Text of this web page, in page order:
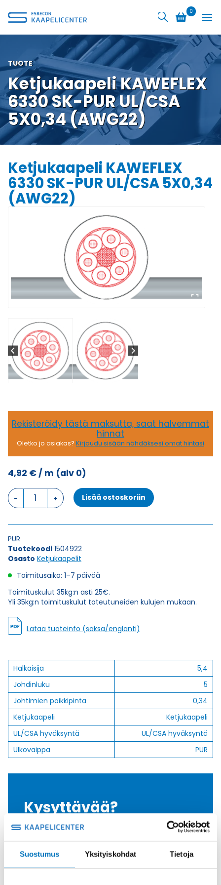
Suostumus Yksityiskohdat Tietoja
sisältöön
0
TUOTE
Ketjukaapeli KAWEFLEX
6330 SK-PUR UL/CSA
5X0,34 (AWG22)
Ketjukaapeli KAWEFLEX
6330 SK-PUR UL/CSA 5X0,34
(AWG22)
Rekisteröidy tästä maksutta, saat halvemmat
hinnat
Oletko jo asiakas? Kirjaudu sisään nähdäksesi omat hintasi
4,92 €/ m (alv 0)
Ketjukaapeli
KAWEFLEX
SK-
5X0,34
(AWG22)
määrä
Lisää ostoskoriin
PUR
Tuotekoodi 1504922
Osasto Ketjukaapelit
Toimitusaika: 1–7 päivää
Toimituskulut 35kg:n asti 25€.
Yli 35kg:n toimituskulut toteutuneiden kulujen mukaan.
Lataa tuoteinfo (saksa/englanti)
Halkaisija
5,4
Johdinluku
5
Johtimien poikkipinta
0,34
Ketjukaapeli
Ketjukaapeli
UL/CSA hyväksyntä
UL/CSA hyväksyntä
Ulkovaippa
PUR
Kysyttävää?
Anna meidän
auttaa.